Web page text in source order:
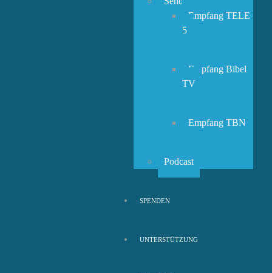
Empfang TELE
5
Empfang Bibel
TV
Empfang TBN
Podcast
SPENDEN
UNTERSTÜTZUNG